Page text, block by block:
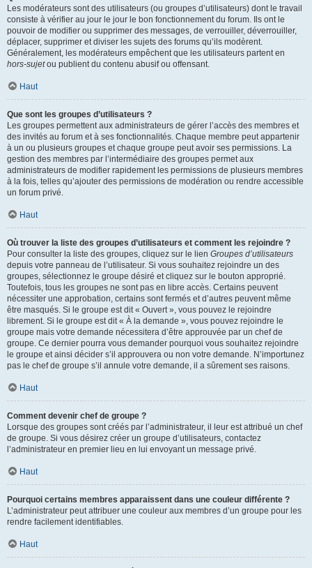
Les modérateurs sont des utilisateurs (ou groupes d’utilisateurs) dont le travail
consiste à vérifier au jour le jour le bon fonctionnement du forum. Ils ont le
pouvoir de modifier ou supprimer des messages, de verrouiller, déverrouiller,
déplacer, supprimer et diviser les sujets des forums qu’ils modèrent.
Généralement, les modérateurs empêchent que les utilisateurs partent en
hors-sujetou publient du contenu abusif ou offensant.
Haut
Que sont les groupes d’utilisateurs ?
Les groupes permettent aux administrateurs de gérer l’accès des membres et
des invités au forum et à ses fonctionnalités. Chaque membre peut appartenir
à un ou plusieurs groupes et chaque groupe peut avoir ses permissions. La
gestion des membres par l’intermédiaire des groupes permet aux
administrateurs de modifier rapidement les permissions de plusieurs membres
à la fois, telles qu’ajouter des permissions de modération ou rendre accessible
un forum privé.
Haut
Où trouver la liste des groupes d’utilisateurs et comment les rejoindre ?
Pour consulter la liste des groupes, cliquez sur le lien Groupes d’utilisateurs
depuis votre panneau de l’utilisateur. Si vous souhaitez rejoindre un des
groupes, sélectionnez le groupe désiré et cliquez sur le bouton approprié.
Toutefois, tous les groupes ne sont pas en libre accès. Certains peuvent
nécessiter une approbation, certains sont fermés et d’autres peuvent même
être masqués. Si le groupe est dit « Ouvert », vous pouvez le rejoindre
librement. Si le groupe est dit « À la demande », vous pouvez rejoindre le
groupe mais votre demande nécessitera d’être approuvée par un chef de
groupe. Ce dernier pourra vous demander pourquoi vous souhaitez rejoindre
le groupe et ainsi décider s’il approuvera ou non votre demande. N’importunez
pas le chef de groupe s’il annule votre demande, il a sûrement ses raisons.
Haut
Comment devenir chef de groupe ?
Lorsque des groupes sont créés par l’administrateur, il leur est attribué un chef
de groupe. Si vous désirez créer un groupe d’utilisateurs, contactez
l’administrateur en premier lieu en lui envoyant un message privé.
Haut
Pourquoi certains membres apparaissent dans une couleur différente ?
L’administrateur peut attribuer une couleur aux membres d’un groupe pour les
rendre facilement identifiables.
Haut